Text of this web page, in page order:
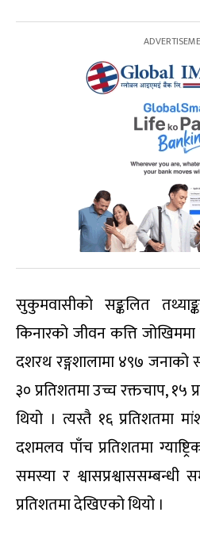
सुकुमवासीको सङ्कलित
किनारको जीवन कत्ति
दशरथ रङ्गशालामा ४९७ जनाको
३० प्रतिशतमा उच्च रक्तचाप,
थियो । त्यस्तै १६ प्रतिशतमा
दशमलव पाँच प्रतिशतमा
समस्या र
प्रतिशतमा देखिएको थियो ।